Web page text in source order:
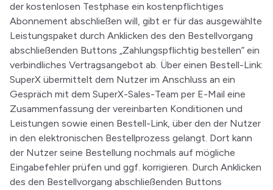
der kostenlosen Testphase ein kostenpflichtiges
Abonnement abschließen will, gibt er für das ausgewählte
Leistungspaket durch Anklicken des den Bestellvorgang
abschließenden Buttons „Zahlungspflichtig bestellen” ein
verbindliches Vertragsangebot ab. Über einen Bestell-Link:
SuperX übermittelt dem Nutzer im Anschluss an ein
Gespräch mit dem SuperX-Sales-Team per E-Mail eine
Zusammenfassung der vereinbarten Konditionen und
Leistungen sowie einen Bestell-Link, über den der Nutzer
in den elektronischen Bestellprozess gelangt. Dort kann
der Nutzer seine Bestellung nochmals auf mögliche
Eingabefehler prüfen und ggf. korrigieren. Durch Anklicken
des den Bestellvorgang abschließenden Buttons